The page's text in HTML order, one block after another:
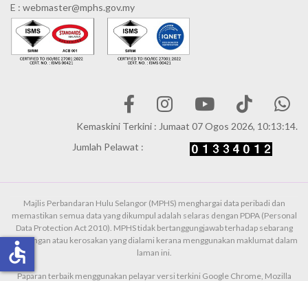
E : webmaster@mphs.gov.my
Kemaskini Terkini : Jumaat 07 Ogos 2026, 10:13:14.
Jumlah Pelawat :
Majlis Perbandaran Hulu Selangor (MPHS) menghargai data peribadi dan
memastikan semua data yang dikumpul adalah selaras dengan PDPA (Personal
Data Protection Act 2010). MPHS tidak bertanggungjawab terhadap sebarang
kehilangan atau kerosakan yang dialami kerana menggunakan maklumat dalam
laman ini.
Paparan terbaik menggunakan pelayar versi terkini Google Chrome, Mozilla
accessible